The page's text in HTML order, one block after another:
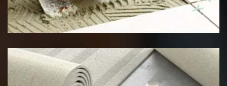
Pose de carrelage